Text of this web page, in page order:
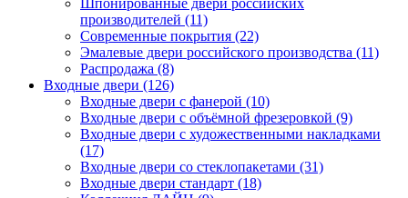
производителей (11)
Современные покрытия (22)
Эмалевые двери российского производства (11)
Распродажа (8)
Входные двери (126)
Входные двери с фанерой (10)
Входные двери с объёмной фрезеровкой (9)
Входные двери с художественными накладками
(17)
Входные двери со стеклопакетами (31)
Входные двери стандарт (18)